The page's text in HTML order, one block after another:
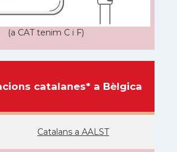
(a CAT tenim C i F)
catalanes* a Bèlgica
Catalans a AALST